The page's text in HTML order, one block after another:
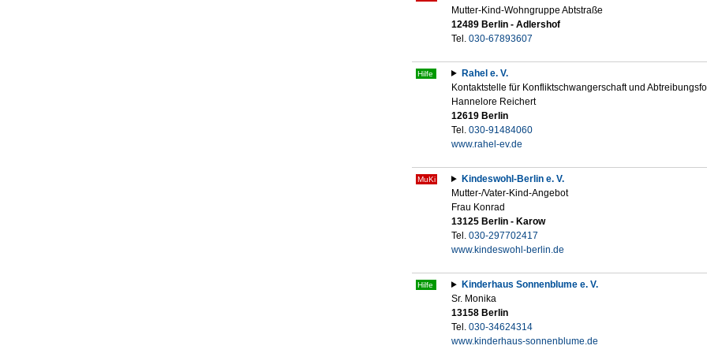
Mutter-Kind-Wohngruppe Abtstraße
12489 Berlin - Adlershof
Tel. 030-67893607
Hilfe
Rahel e. V.
Kontaktstelle für Konfliktschwangerschaft und
Hannelore Reichert
12619 Berlin
Tel. 030-91484060
www.rahel-ev.de
MuKi
Kindeswohl-Berlin e. V.
Mutter-/Vater-Kind-Angebot
Frau Konrad
13125 Berlin - Karow
Tel. 030-297702417
www.kindeswohl-berlin.de
Hilfe
Kinderhaus Sonnenblume e. V.
Sr. Monika
13158 Berlin
Tel. 030-34624314
www.kinderhaus-sonnenblume.de